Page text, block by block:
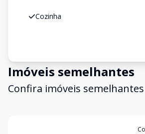
Cozinha
Imóveis semelhantes
Confira imóveis semelhantes